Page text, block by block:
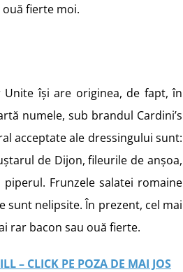
fierte moi.
își are originea, de fapt, în
numele, sub brandul Cardini’s
acceptate ale dressingului sunt:
de Dijon, fileurile de anșoa,
Frunzele salatei romaine
sunt nelipsite. În prezent, cel mai
rar bacon sau ouă fierte.
– CLICK PE POZA DE MAI JOS